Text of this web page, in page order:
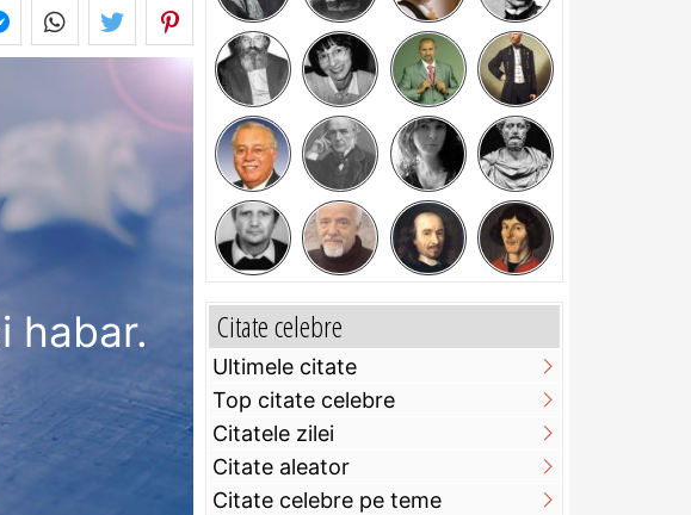
habar. Citate celebre
Ultimele citate
Top citate celebre
Citatele zilei
Citate aleator
Citate celebre pe teme